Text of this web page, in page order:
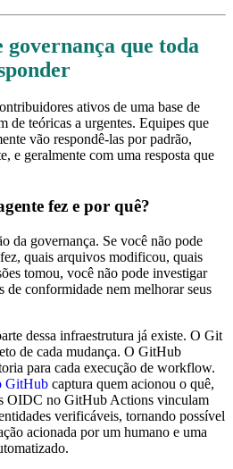
governança que toda
ativos de uma base de
de teóricas a urgentes. Equipes que
vão respondê-las por padrão,
e geralmente com uma resposta que
fez e por quê?
da governança. Se você não pode
quais arquivos modificou, quais
tomou, você não pode investigar
de conformidade nem melhorar seus
dessa infraestrutura já existe. O Git
de cada mudança. O GitHub
para cada execução de workflow.
GitHub captura quem acionou o quê,
OIDC no GitHub Actions vinculam
verificáveis, tornando possível
acionada por um humano e uma